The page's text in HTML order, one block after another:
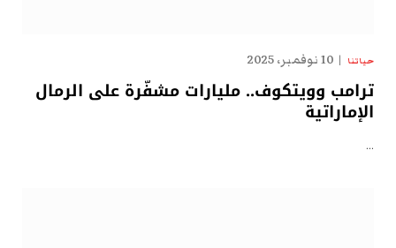
حياتنا 10 نوفمبر، 2025
ترامب وويتكوف.. مليارات مشفّرة على الرمال
الإماراتية
…